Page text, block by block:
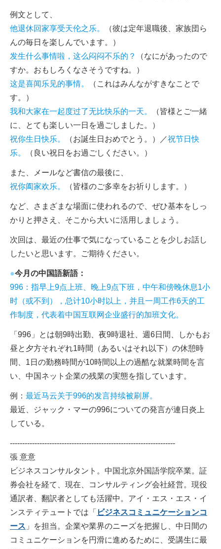
例文として、
他退休回家享受天伦之乐。
（彼は定年退職後、家族団ら
んの毎日を楽しんでいます。）
发生什么事情啦，这么闷闷不乐的？
（なにがあったので
すか。おもしろくなさそうですね。）
这是喜闻乐见的事情。
（これはみんながすきなことで
す。）
我和大家在一起度过了无比快乐的一天。
（皆様とご一緒
に、とても楽しい一日を過ごしました。）
祝你生日快乐。
（お誕生日おめでとう。）／祝节日快
乐。
（良い祝日をお過ごしください。）
また、メールなど書信の最後に、
祝你阖家欢乐。
（皆様のご多幸をお祈りします。）
など、さまざまな場面に使われるので、ぜひ基本をしっ
かりと押さえ、そこから大いに活用しましょう。
次回は、最近の仕事で気になっていることを少しお話し
したいと思います。ご期待ください。
●今月の中国語新語：
996：指早上9点上班、晚上9点下班，中午和傍晚休息1小
时（或不到），总计10小时以上，并且一周工作6天的工
作制度，代表着中国互联网企业盛行的加班文化。
「996」とは朝9時出勤、夜9時退社、週6日間、しかもお
昼と夕方それぞれ1時間（あるいはそれ以下）の休憩時
間、1日の勤務時間が10時間以上の過酷な就業時間を言
い、中国ネット企業の残業の実態を指しています。
例： 最近马云关于996的发言持续被刷屏。
最近、ジャック・マーの996についての発言が連日炎上
している。
-------------------------------------------------------------------
張 意意
ビジネスコンサルタント。中国北京外国語学院卒業。証
券会社を経て、現在、コンサルティング会社経営。現役
通訳者、翻訳者としても活躍中。アイ・エス・エス・イ
ンスティテュートでは「 ビジネスコミュニケーションコ
ース 」を担当。企業や業界のニーズを把握し、中日間の
コミュニケーションを円滑に進めるために、受講生に最